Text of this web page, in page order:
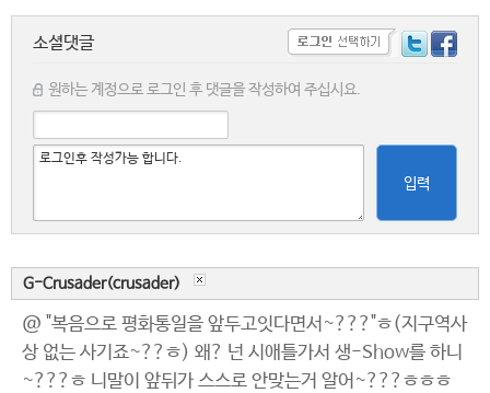
소셜댓글
원하는 계정으로 로그인 후 댓글을 작성하여 주십시요.
입력
G-Crusader(crusader)
@ "복음으로 평화통일을 앞두고잇다면서~???"ㅎ(지구역사
상 없는 사기죠~??ㅎ) 왜? 넌 시애틀가서 생-Show를 하니
~???ㅎ 니말이 앞뒤가 스스로 안맞는거 알어~???ㅎㅎㅎ